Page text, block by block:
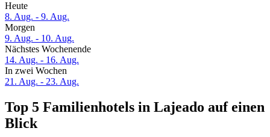
Heute
8. Aug. - 9. Aug.
Morgen
9. Aug. - 10. Aug.
Nächstes Wochenende
14. Aug. - 16. Aug.
In zwei Wochen
21. Aug. - 23. Aug.
Top 5 Familienhotels in Lajeado auf einen
Blick